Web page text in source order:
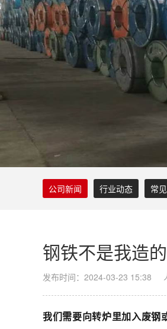
公司新闻 行业动态 常
钢铁不是我造
发布时间：2024-03-23 15:38
我们需要向转炉里加入废钢